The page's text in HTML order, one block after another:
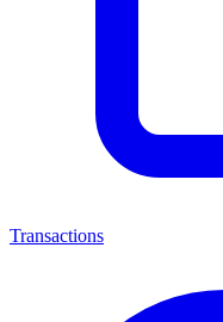
Transactions